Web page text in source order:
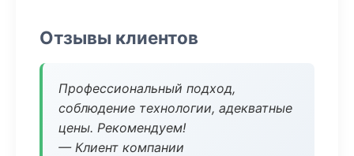
Отзывы клиентов
Профессиональный подход,
соблюдение технологии, адекватные
цены. Рекомендуем!
— Клиент компании